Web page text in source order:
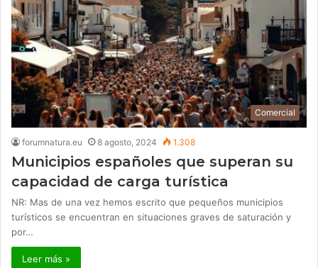
Comercial
forumnatura.eu 8 agosto, 2024 1.308
Municipios españoles que superan su
capacidad de carga turística
NR: Mas de una vez hemos escrito que pequeños municipios
turísticos se encuentran en situaciones graves de saturación y
por…
Leer más »